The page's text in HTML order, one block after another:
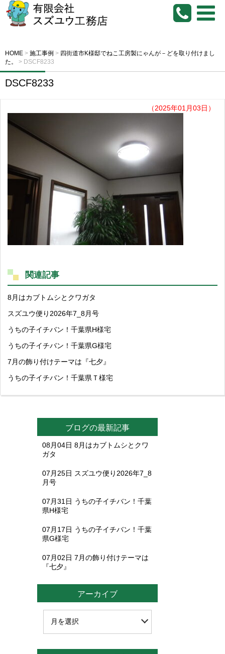
HOME > 施工事例 > 四街道市K様邸でねこ工房製にゃんが－どを取り付けまし
た。
> DSCF8233
DSCF8233
（2025年01月03日）
関連記事
8月はカブトムシとクワガタ
スズユウ便り2026年7_8月号
うちの子イチバン！千葉県H様宅
うちの子イチバン！千葉県G様宅
7月の飾り付けテーマは『七夕』
うちの子イチバン！千葉県Ｔ様宅
ブログの最新記事
08月04日 8月はカブトムシとクワ
ガタ
07月25日 スズユウ便り2026年7_8
月号
07月31日 うちの子イチバン！千葉
県H様宅
07月17日 うちの子イチバン！千葉
県G様宅
07月02日 7月の飾り付けテーマは
『七夕』
アーカイブ